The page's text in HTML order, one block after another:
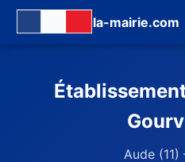
la-mairie.com
Aude (11)